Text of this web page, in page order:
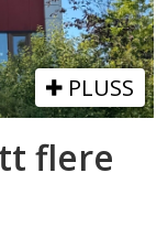
PLUSS
flere